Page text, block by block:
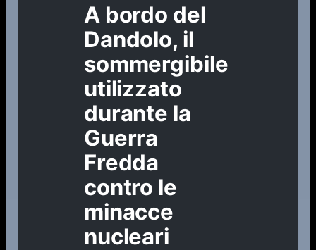
A bordo del
Dandolo, il
sommergibile
utilizzato
durante la
Guerra
Fredda
contro le
minacce
nucleari